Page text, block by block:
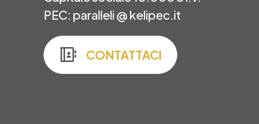
PEC: paralleli @ kelipec.it
CONTATTACI